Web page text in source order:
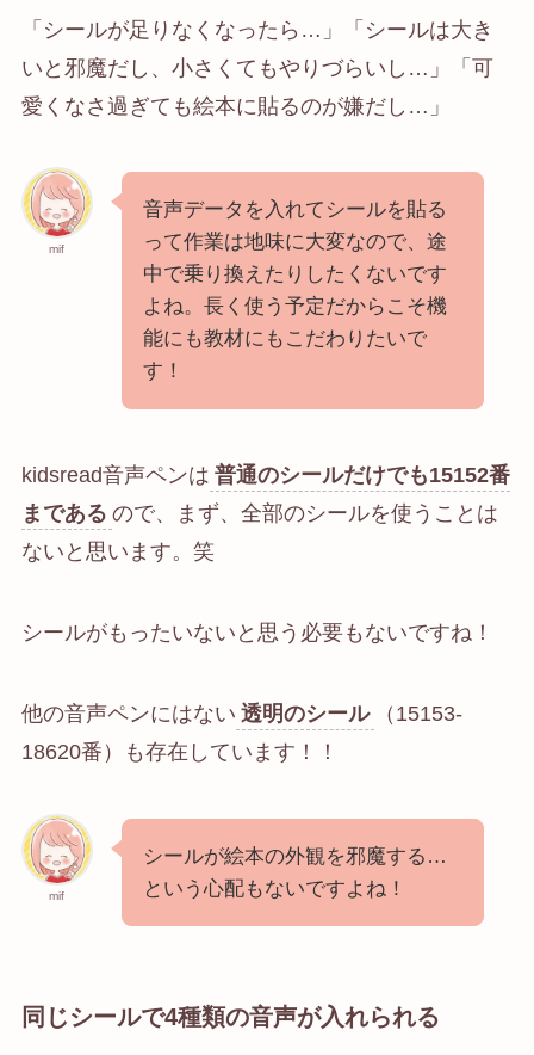
「シールが足りなくなったら…」「シールは大き
いと邪魔だし、小さくてもやりづらいし…」「可
愛くなさ過ぎても絵本に貼るのが嫌だし…」
mif
音声データを入れてシールを貼る
って作業は地味に大変なので、途
中で乗り換えたりしたくないです
よね。長く使う予定だからこそ機
能にも教材にもこだわりたいで
す！
kidsread音声ペンは 普通のシールだけでも15152番
まである ので、まず、全部のシールを使うことは
ないと思います。笑
シールがもったいないと思う必要もないですね！
他の音声ペンにはない 透明のシール
（15153-
18620番）も存在しています！！
mif
シールが絵本の外観を邪魔する…
という心配もないですよね！
同じシールで4種類の音声が入れられる